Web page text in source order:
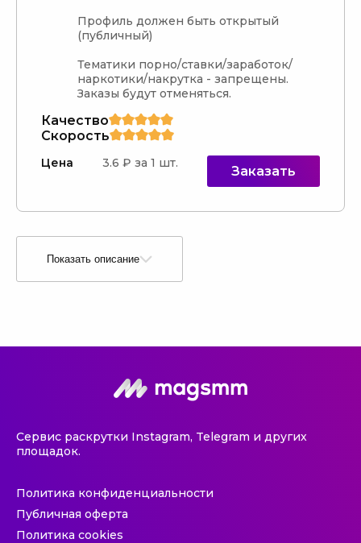
Профиль должен быть открытый
(публичный)
Тематики порно/ставки/заработок/
наркотики/накрутка - запрещены.
Заказы будут отменяться.
Качество
Скорость
Цена 3.6 ₽ за 1 шт.
Заказать
Показать описание
Сервис раскрутки Instagram, Telegram и других
площадок.
Политика конфиденциальности
Публичная оферта
Политика cookies